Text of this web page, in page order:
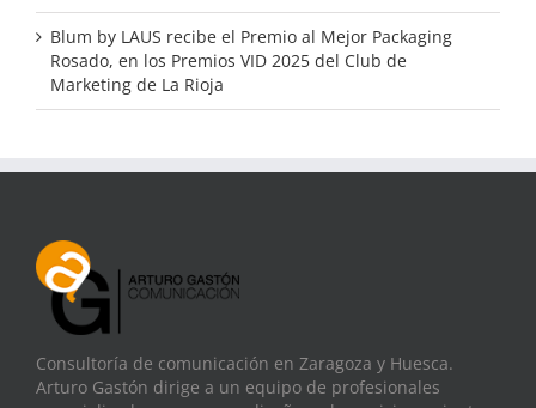
Blum by LAUS recibe el Premio al Mejor Packaging
Rosado, en los Premios VID 2025 del Club de
Marketing de La Rioja
Consultoría de comunicación en Zaragoza y Huesca.
Arturo Gastón dirige a un equipo de profesionales